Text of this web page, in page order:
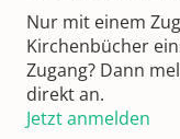
Nur mit einem
Kirchenbücher
Zugang? Dann
direkt an.
Jetzt anmelden